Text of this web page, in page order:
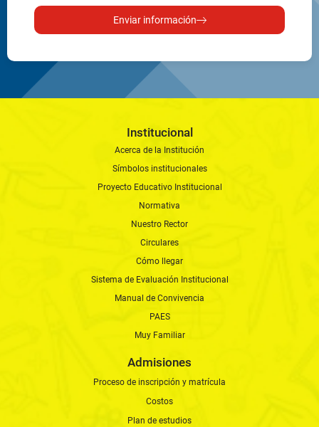
Enviar información
Institucional
Acerca de la Institución
Símbolos institucionales
Proyecto Educativo Institucional
Normativa
Nuestro Rector
Circulares
Cómo llegar
Sistema de Evaluación Institucional
Manual de Convivencia
PAES
Muy Familiar
Admisiones
Proceso de inscripción y matrícula
Costos
Plan de estudios